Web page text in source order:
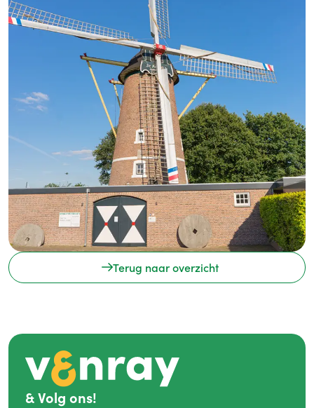
Terug naar overzicht
&Volg ons!